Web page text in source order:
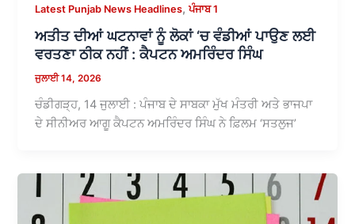
Latest Punjab News Headlines,ਪੰਜਾਬ 1
ਅਤੀਤ ਦੀਆਂ ਘਟਨਾਵਾਂ ਨੂੰ ਲੋਕਾਂ ‘ਚ ਵੰਡੀਆਂ ਪਾਉਣ ਲਈ
ਵਰਤਣਾ ਠੀਕ ਨਹੀਂ : ਕੈਪਟਨ ਅਮਰਿੰਦਰ ਸਿੰਘ
ਜੁਲਾਈ 14, 2026
ਚੰਡੀਗੜ੍ਹ, 14 ਜੁਲਾਈ : ਪੰਜਾਬ ਦੇ ਸਾਬਕਾ ਮੁੱਖ ਮੰਤਰੀ ਅਤੇ ਭਾਜਪਾ
ਦੇ ਸੀਨੀਅਰ ਆਗੂ ਕੈਪਟਨ ਅਮਰਿੰਦਰ ਸਿੰਘ ਨੇ ਫ਼ਿਲਮ ‘ਸਤਲੁਜ’